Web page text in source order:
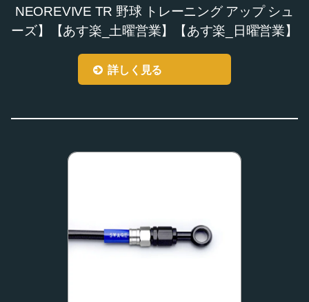
NEOREVIVE TR 野球 トレーニング アップ シュ
ーズ】【あす楽_土曜営業】【あす楽_日曜営業】
詳しく見る